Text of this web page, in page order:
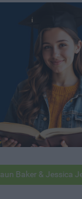
& Jessica Jean